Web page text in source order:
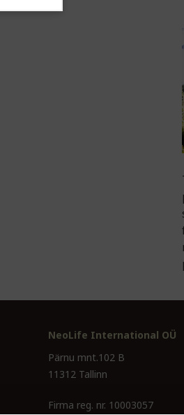
NeoLife International OÜ
Pärnu mnt.102 B
11312 Tallinn
Firma reg. nr. 10003057